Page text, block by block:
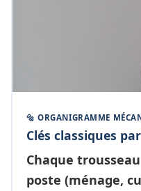
🔩 ORGANIGRAMME
Clés classiques
Chaque
poste (ménage,